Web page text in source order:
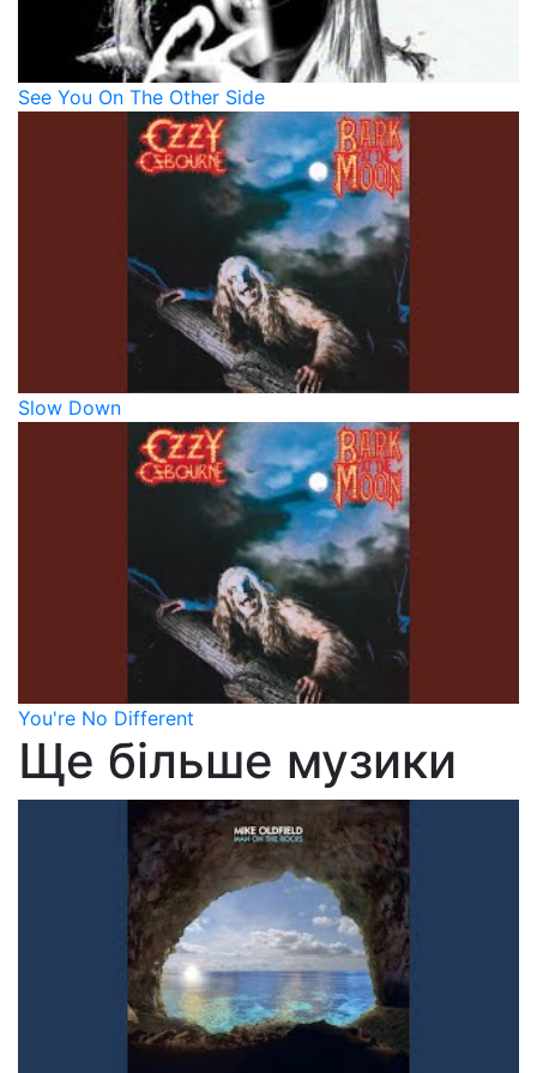
See You On The Other Side
Slow Down
You're No Different
Ще більше музики